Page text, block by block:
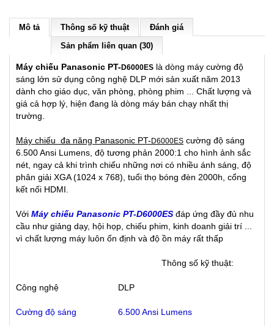
Mô tả Thông số kỹ thuật
Đánh giá
Sản phẩm liên quan (30)
Máy chiếu Panasonic PT-D6000ES là dòng máy cường độ
sáng lớn sử dụng công nghệ DLP mới sản xuất năm 2013
dành cho giáo dục, văn phòng, phòng phim ... Chất lượng và
giá cả hợp lý, hiện đang là dòng máy bán chạy nhất thị
trường.
Máy chiếu đa năng Panasonic PT- D6000ES cường độ sáng
6.500 Ansi Lumens, độ tương phản 2000:1 cho hình ảnh sắc
nét, ngay cả khi trình chiếu những nơi có nhiều ánh sáng, độ
phân giải XGA (1024 x 768), tuổi thọ bóng đèn 2000h, cổng
kết nối HDMI.
Với Máy chiếu Panasonic PT-D6000ES đáp ứng đầy đủ nhu
cầu như giảng dạy, hội họp, chiếu phim, kinh doanh giải trí ...
vì chất lượng máy luôn ổn định và độ ồn máy rất thấp
Thông số kỹ thuật:
Công nghệ DLP
Cường độ sáng 6.500 Ansi Lumens